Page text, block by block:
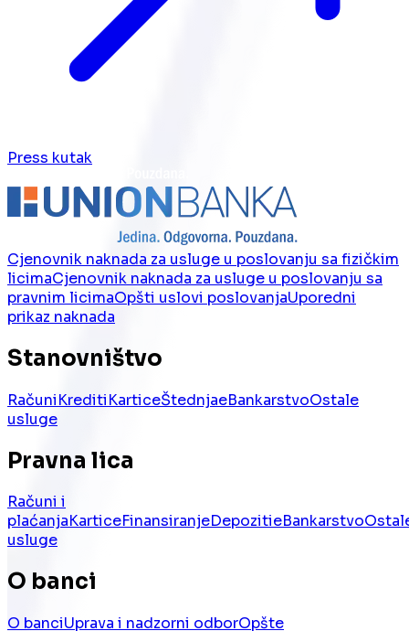
Press kutak
Cjenovnik naknada za usluge u poslovanju sa fizičkim
licimaCjenovnik naknada za usluge u poslovanju sa
pravnim licimaOpšti uslovi poslovanjaUporedni
prikaz naknada
Stanovništvo
RačuniKreditiKarticeŠtednjaeBankarstvoOstale
usluge
Pravna lica
Računi i
plaćanjaKarticeFinansiranjeDepozitieBankarstvo
usluge
O banci
O banciUprava i nadzorni odborOpšte